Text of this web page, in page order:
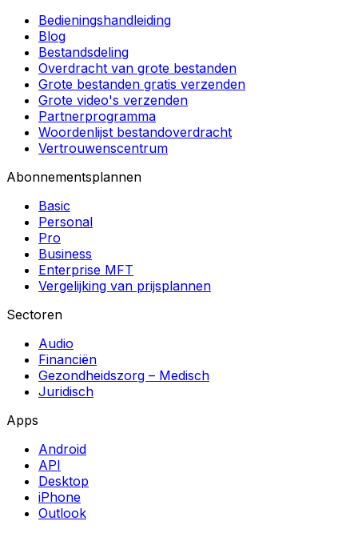
Bedieningshandleiding
Blog
Bestandsdeling
Overdracht van grote bestanden
Grote bestanden gratis verzenden
Grote video's verzenden
Partnerprogramma
Woordenlijst bestandoverdracht
Vertrouwenscentrum
Abonnementsplannen
Basic
Personal
Pro
Business
Enterprise MFT
Vergelijking van prijsplannen
Sectoren
Audio
Financiën
Gezondheidszorg – Medisch
Juridisch
Apps
Android
API
Desktop
iPhone
Outlook